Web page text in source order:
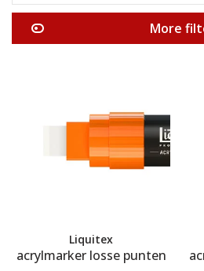
More
Liquitex
acrylmarker losse punten